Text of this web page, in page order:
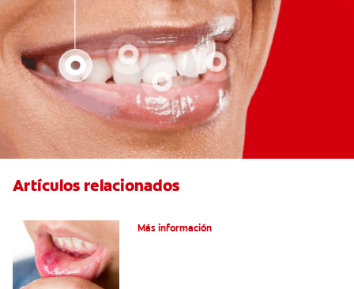
Artículos relacionados
Más información